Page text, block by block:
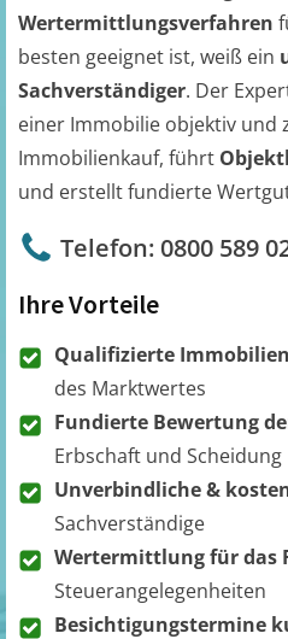
Wertermittlungsverfahren
besten geeignet ist, weiß ein
Sachverständiger. Der
einer Immobilie objektiv und
Immobilienkauf, führt
und erstellt fundierte
Telefon: 0800 589
Ihre Vorteile
Qualifizierte
des Marktwertes
Fundierte Bewertung
Erbschaft und Scheidung
Unverbindliche &
Sachverständige
Wertermittlung für das
Steuerangelegenheiten
Besichtigungstermine